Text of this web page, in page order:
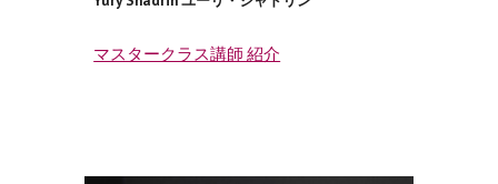
マスタークラス講師 紹介